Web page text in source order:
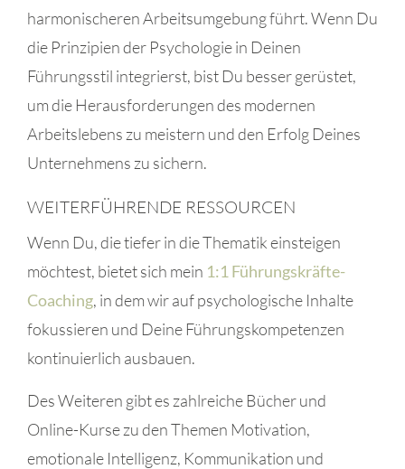
harmonischeren Arbeitsumgebung führt. Wenn Du
die Prinzipien der Psychologie in Deinen
Führungsstil integrierst, bist Du besser gerüstet,
um die Herausforderungen des modernen
Arbeitslebens zu meistern und den Erfolg Deines
Unternehmens zu sichern.
WEITERFÜHRENDE RESSOURCEN
Wenn Du, die tiefer in die Thematik einsteigen
möchtest, bietet sich mein 1:1 Führungskräfte-
Coaching, in dem wir auf psychologische Inhalte
fokussieren und Deine Führungskompetenzen
kontinuierlich ausbauen.
Des Weiteren gibt es zahlreiche Bücher und
Online-Kurse zu den Themen Motivation,
emotionale Intelligenz, Kommunikation und